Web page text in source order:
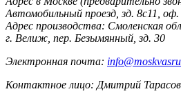
Автомобильный проезд, зд. 8с11, оф.
Адрес производства: Смоленская
г. Велиж, пер. Безымянный, зд. 30
Электронная почта:
Контактное лицо: Дмитрий Тарасов